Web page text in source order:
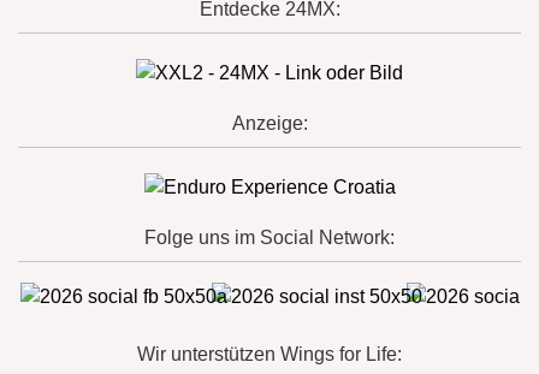
Entdecke 24MX:
Anzeige:
Folge uns im Social Network:
Wir unterstützen Wings for Life: